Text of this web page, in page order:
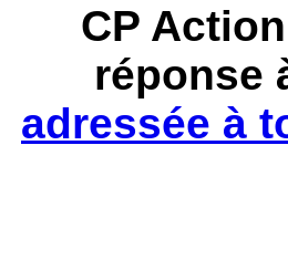
CP
réponse
adressée à